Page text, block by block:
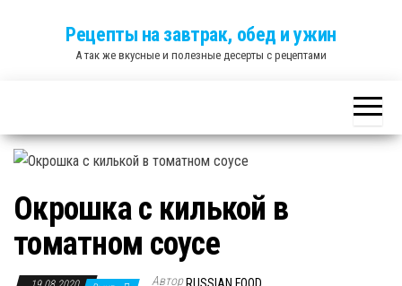
Рецепты на завтрак, обед и ужин
А так же вкусные и полезные десерты с рецептами
Окрошка с килькой в
томатном соусе
Автор RUSSIAN FOOD